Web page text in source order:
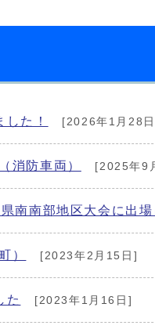
た！ [2026年1月28
消防車両） [2025年9
南南部地区大会に出場
） [2023年2月15日]
た [2023年1月16日]